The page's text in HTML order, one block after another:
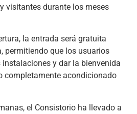
visitantes durante los meses
la entrada será gratuita
permitiendo que los usuarios
y dar la bienvenida
completamente acondicionado
el Consistorio ha llevado a